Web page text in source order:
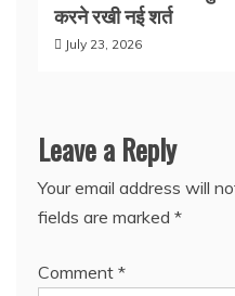
करने रखी नई शर्त
July 23, 2026
Leave a Reply
Your email address will
fields are marked *
Comment *